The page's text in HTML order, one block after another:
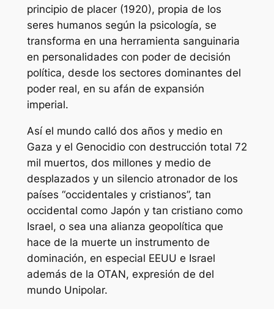
principio de placer (1920), propia de los
seres humanos según la psicología, se
transforma en una herramienta sanguinaria
en personalidades con poder de decisión
política, desde los sectores dominantes del
poder real, en su afán de expansión
imperial.
Así el mundo calló dos años y medio en
Gaza y el Genocidio con destrucción total 72
mil muertos, dos millones y medio de
desplazados y un silencio atronador de los
países “occidentales y cristianos”, tan
occidental como Japón y tan cristiano como
Israel, o sea una alianza geopolítica que
hace de la muerte un instrumento de
dominación, en especial EEUU e Israel
además de la OTAN, expresión de del
mundo Unipolar.